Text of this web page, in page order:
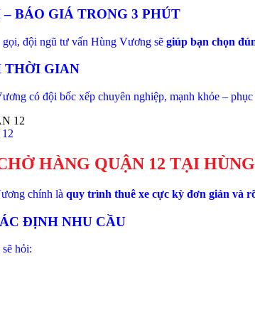
BÁO GIÁ TRONG 3 PHÚT
đội ngũ tư vấn Hùng Vương sẽ giúp bạn chọn
THỜI GIAN
có đội bốc xếp chuyên nghiệp, mạnh khỏe –
HÀNG QUẬN 12 TẠI
chính là quy trình thuê xe cực kỳ đơn giản và
ĐỊNH NHU CẦU
hỏi: